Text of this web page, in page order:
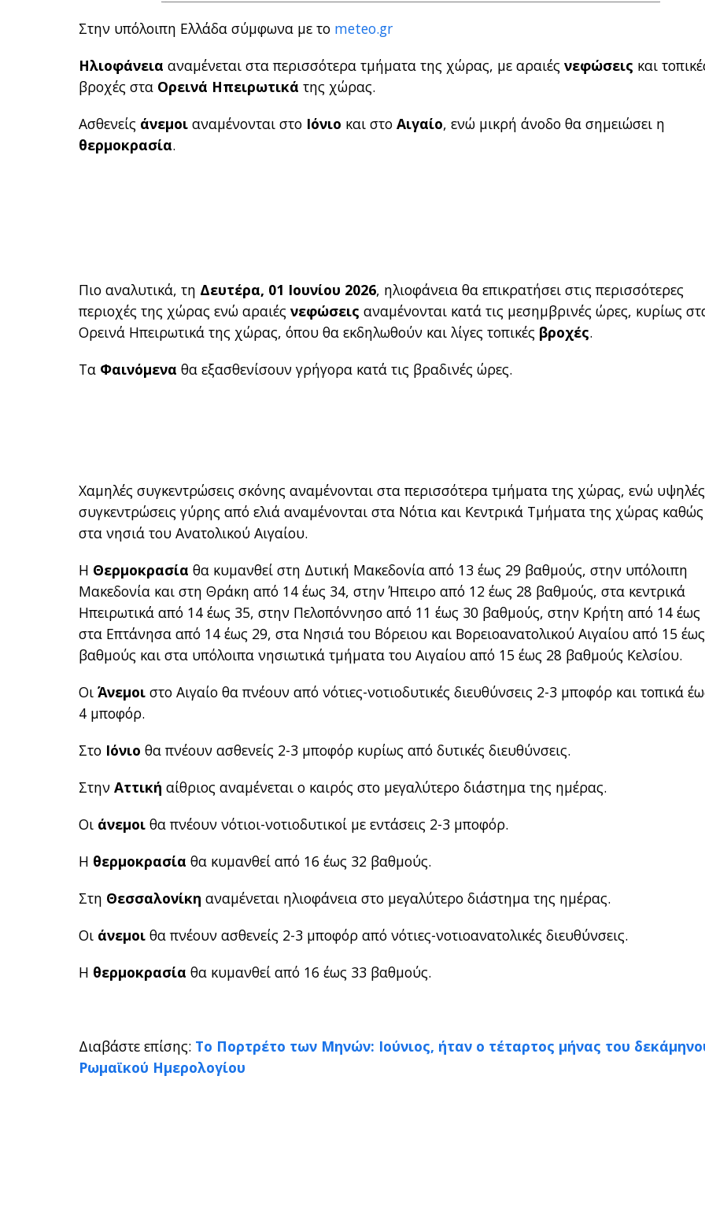
Στην υπόλοιπη Ελλάδα σύμφωνα με το meteo.gr
Ηλιοφάνεια αναμένεται στα περισσότερα τμήματα της χώρας, με αραιέςνεφώσεις και
βροχές στα Ορεινά Ηπειρωτικά της χώρας.
Ασθενείς άνεμοι αναμένονται στο Ιόνιο και στοΑιγαίο, ενώ μικρή άνοδο θα σημειώσει η
θερμοκρασία.
Πιο αναλυτικά, τη Δευτέρα, 01 Ιουνίου 2026, ηλιοφάνεια θα επικρατήσει στις περισσότερες
περιοχές της χώρας ενώ αραιέςνεφώσεις αναμένονται κατά τις μεσημβρινές ώρες, κυρίως
Ορεινά Ηπειρωτικά της χώρας, όπου θα εκδηλωθούν και λίγες τοπικές βροχές.
Τα Φαινόμενα θα εξασθενίσουν γρήγορα κατά τις βραδινές ώρες.
Χαμηλές συγκεντρώσεις σκόνης αναμένονται στα περισσότερα τμήματα της χώρας, ενώ υψηλές
συγκεντρώσεις γύρης από ελιά αναμένονται στα Νότια και Κεντρικά Τμήματα της χώρας καθώς
στα νησιά του Ανατολικού Αιγαίου.
Η Θερμοκρασία θα κυμανθεί στη Δυτική Μακεδονία από 13 έως 29 βαθμούς, στην υπόλοιπη
Μακεδονία και στη Θράκη από 14 έως 34, στην Ήπειρο από 12 έως 28 βαθμούς, στα κεντρικά
Ηπειρωτικά από 14 έως 35, στην Πελοπόννησο από 11 έως 30 βαθμούς, στην Κρήτη από 14 έως
στα Επτάνησα από 14 έως 29, στα Νησιά του Βόρειου και Βορειοανατολικού Αιγαίου από 15
βαθμούς και στα υπόλοιπα νησιωτικά τμήματα του Αιγαίου από 15 έως 28 βαθμούς Κελσίου.
ΟιΆνεμοι στο Αιγαίο θα πνέουν από νότιες-νοτιοδυτικές διευθύνσεις 2-3 μποφόρ και τοπικά
4 μποφόρ.
Στο Ιόνιο θα πνέουν ασθενείς 2-3 μποφόρ κυρίως από δυτικές διευθύνσεις.
ΣτηνΑττική αίθριος αναμένεται ο καιρός στο μεγαλύτερο διάστημα της ημέρας.
Οι άνεμοι θα πνέουν νότιοι-νοτιοδυτικοί με εντάσεις 2-3 μποφόρ.
Η θερμοκρασία θα κυμανθεί από 16 έως 32 βαθμούς.
Στη Θεσσαλονίκη αναμένεται ηλιοφάνεια στο μεγαλύτερο διάστημα της ημέρας.
Οι άνεμοι θα πνέουν ασθενείς 2-3 μποφόρ από νότιες-νοτιοανατολικές διευθύνσεις.
Η θερμοκρασία θα κυμανθεί από 16 έως 33 βαθμούς.
Διαβάστε επίσης: Το Πορτρέτο των Μηνών: Ιούνιος, ήταν ο τέταρτος μήνας του
Ρωμαϊκού Hμερολογίου